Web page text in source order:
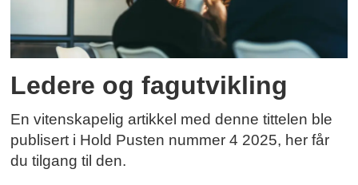
Ledere og fagutvikling
En vitenskapelig artikkel med denne tittelen ble
publisert i Hold Pusten nummer 4 2025, her får
du tilgang til den.